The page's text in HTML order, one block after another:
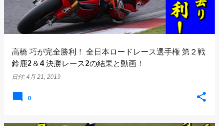
高橋 巧が完全勝利！ 全日本ロードレース選手権 第２戦
鈴鹿2＆4 決勝レース2の結果と動画！
日付: 4月 21, 2019
0